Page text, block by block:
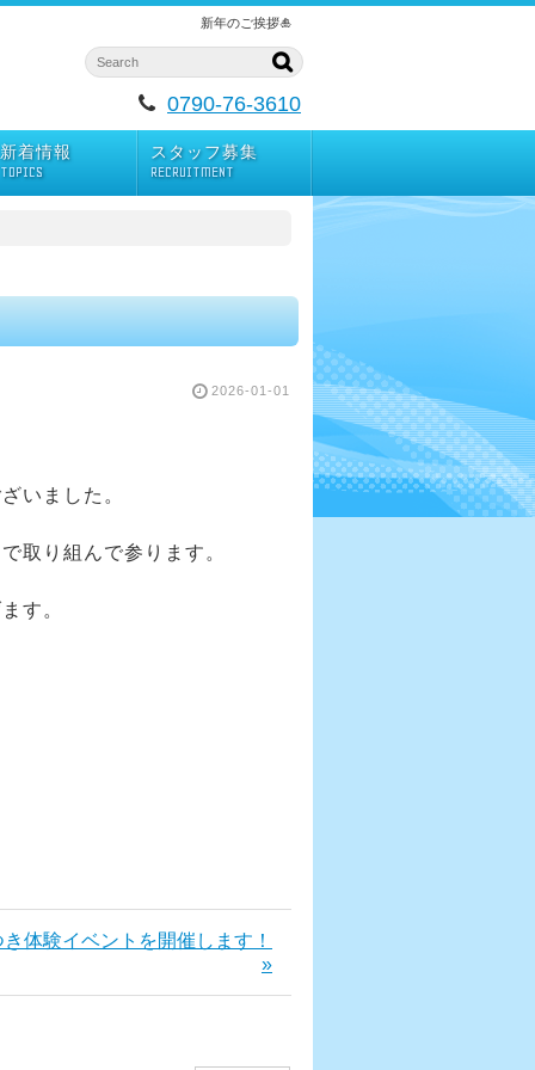
新年のご挨拶🎍
0790-76-3610
新着情報
TOPICS
スタッフ募集
RECRUITMENT
2026-01-01
いました。
取り組んで参ります。
す。
体験イベントを開催します！
»